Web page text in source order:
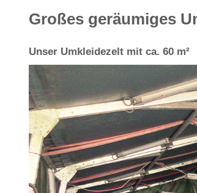
Großes geräumiges
Unser Umkleidezelt mit ca. 60 m²